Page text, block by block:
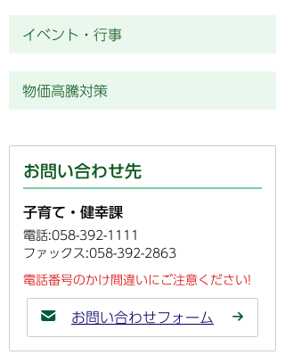
イベント・行事
物価高騰対策
お問い合わせ先
子育て・健幸課
電話:058-392-1111
ファックス:058-392-2863
電話番号のかけ間違いにご注意ください!
お問い合わせフォーム